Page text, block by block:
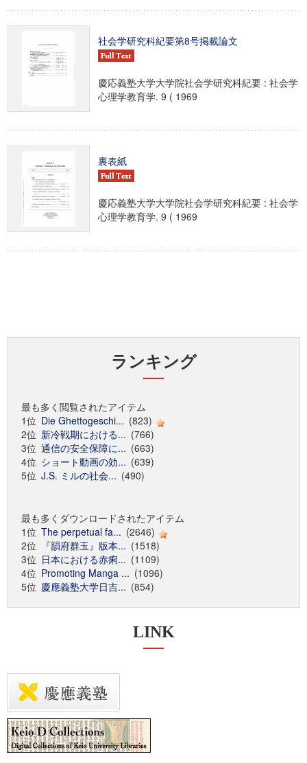
社会学研究科紀要第8号掲載論文
慶応義塾大学大学院社会学研究科紀要 : 社会学
心理学教育学. 9 ( 1969
裏表紙
慶応義塾大学大学院社会学研究科紀要 : 社会学
心理学教育学. 9 ( 1969
ランキング
最も多く閲覧されたアイテム
1位 Die Ghettogeschi... (823)
2位 新冷戦期における... (766)
3位 通信の安全保障に... (663)
4位 ショート動画の効... (639)
5位 J.S. ミルの社会... (490)
最も多くダウンロードされたアイテム
1位 The perpetual fa... (2646)
2位
『韻府群玉』版本... (1518)
3位 日本における赤痢... (1109)
4位 Promoting Manga ... (1096)
5位 慶應義塾大学日吉... (854)
LINK